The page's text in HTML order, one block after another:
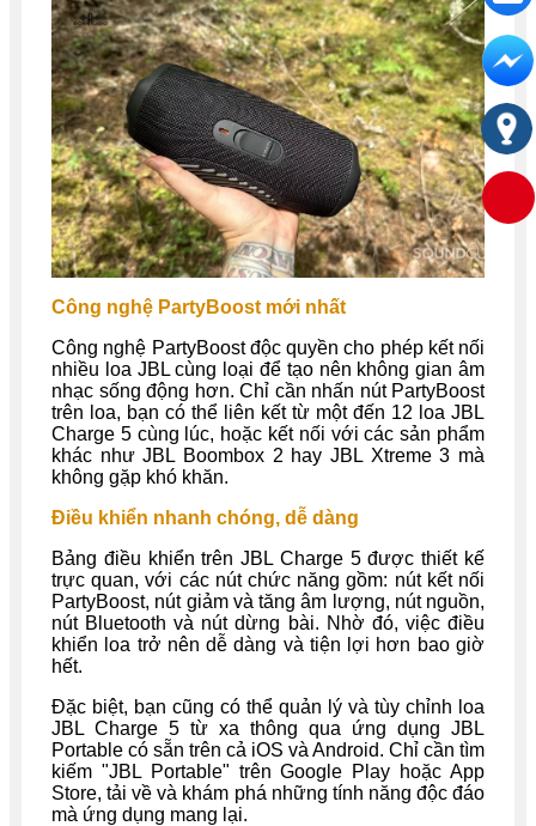
Công nghệ PartyBoost mới nhất
Công nghệ PartyBoost độc quyền cho phép kết nối
nhiều loa JBL cùng loại để tạo nên không gian âm
nhạc sống động hơn. Chỉ cần nhấn nút PartyBoost
trên loa, bạn có thể liên kết từ một đến 12 loa JBL
Charge 5 cùng lúc, hoặc kết nối với các sản phẩm
khác như JBL Boombox 2 hay JBL Xtreme 3 mà
không gặp khó khăn.
Điều khiển nhanh chóng, dễ dàng
Bảng điều khiển trên JBL Charge 5 được thiết kế
trực quan, với các nút chức năng gồm: nút kết nối
PartyBoost, nút giảm và tăng âm lượng, nút nguồn,
nút Bluetooth và nút dừng bài. Nhờ đó, việc điều
khiển loa trở nên dễ dàng và tiện lợi hơn bao giờ
hết.
Đặc biệt, bạn cũng có thể quản lý và tùy chỉnh loa
JBL Charge 5 từ xa thông qua ứng dụng JBL
Portable có sẵn trên cả iOS và Android. Chỉ cần tìm
kiếm "JBL Portable" trên Google Play hoặc App
Store, tải về và khám phá những tính năng độc đáo
mà ứng dụng mang lại.